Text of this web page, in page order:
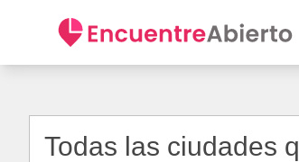
Todas las ciudades